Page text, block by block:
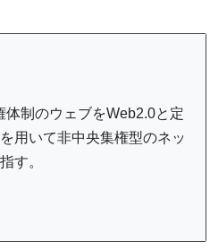
制のウェブをWeb2.0と定
用いて非中央集権型のネッ
す。